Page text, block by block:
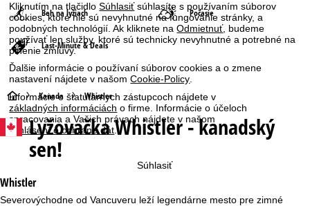
Kliknutím na tlačidloSúhlasiťsúhlasíte s používaním súborov
cookies, ktoré nie sú nevyhnutné na fungovanie stránky, a
podobných technológií. Ak kliknete naOdmietnuť, budeme
používať len služby, ktoré sú technicky nevyhnutné a potrebné na
plnenie zmluvy.
Ďalšie informácie o používaní súborov cookies a o zmene
nastavení nájdete v našomCookie-Policy
Informácie o štatutárnych zástupcoch nájdete v
základných informáciách o firme. Informácie o účeloch
spracovania a Vašich právach nájdete v našom
vyhlásení o ochrane dát.
Súhlasiť
Beh na lyžiach Počasie
Last-Minute & Deals
H
l
v
Kanada Whistler
LyžovačkaWhistler - kanadský
sen!
Whistler
Severovýchodne od Vancuveru leží legendárne mesto pre zimné